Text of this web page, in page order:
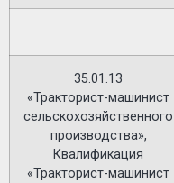
35.01.13
«Тракторист-машинист
сельскохозяйственного
производства»,
Квалификация
«Тракторист-машинист